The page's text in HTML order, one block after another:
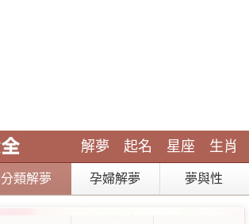
解夢 起名 星座 生肖
分類解夢 孕婦解夢 夢與性